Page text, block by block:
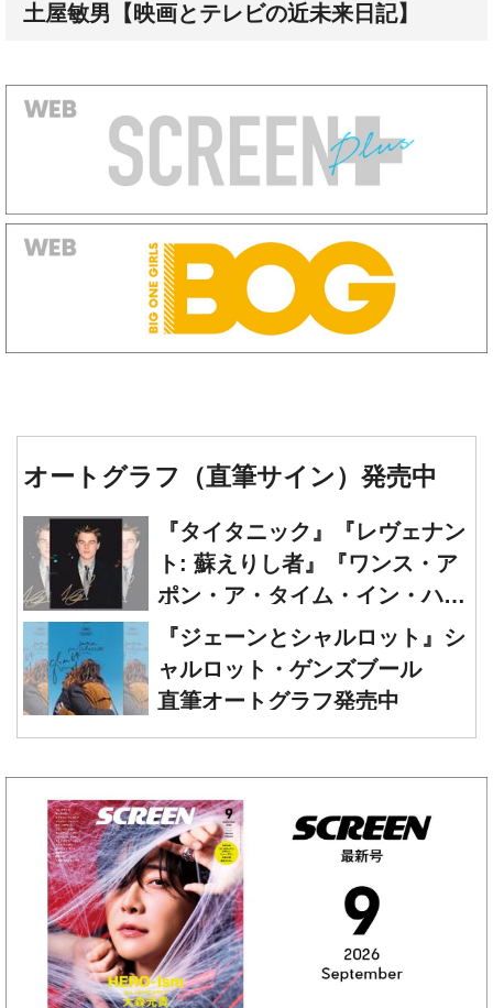
土屋敏男【映画とテレビの近未来日記】
オートグラフ（直筆サイン）発売中
『タイタニック』『レヴェナン
ト: 蘇えりし者』『ワンス・ア
ポン・ア・タイム・イン・ハリ
ウッド』レオナルド・ディカプ
リオ 直筆オートグラフ発売中
『ジェーンとシャルロット』シ
ャルロット・ゲンズブール
直筆オートグラフ発売中